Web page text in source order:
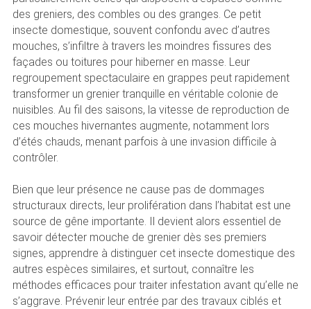
des greniers, des combles ou des granges. Ce petit
insecte domestique, souvent confondu avec d’autres
mouches, s’infiltre à travers les moindres fissures des
façades ou toitures pour hiberner en masse. Leur
regroupement spectaculaire en grappes peut rapidement
transformer un grenier tranquille en véritable colonie de
nuisibles. Au fil des saisons, la vitesse de reproduction de
ces mouches hivernantes augmente, notamment lors
d’étés chauds, menant parfois à une invasion difficile à
contrôler.
Bien que leur présence ne cause pas de dommages
structuraux directs, leur prolifération dans l’habitat est une
source de gêne importante. Il devient alors essentiel de
savoir détecter mouche de grenier dès ses premiers
signes, apprendre à distinguer cet insecte domestique des
autres espèces similaires, et surtout, connaître les
méthodes efficaces pour traiter infestation avant qu’elle ne
s’aggrave. Prévenir leur entrée par des travaux ciblés et